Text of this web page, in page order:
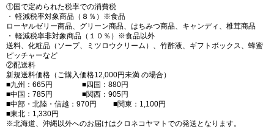
①国で定められた税率での消費税
・ 軽減税率対象商品（８％）※食品
ローヤルゼリー商品、グリーン商品、はちみつ商品、キャンディ、椎茸商品
・ 軽減税率非対象商品（１０％）※食品以外
送料、化粧品（ソープ、ミツロウクリーム）、竹酢液、ギフトボックス、蜂蜜
ピッチャーなど
②配送料
新規送料価格（ご購入価格12,000円未満 の場合）
■九州：665円 ■四国：880円
■中国：785円 ■関西：905円
■中部・北陸・信越：970円 ■関東：1,100円
■東北：1,330円
※北海道、沖縄以外へのお届けはクロネコヤマトでの発送となります。